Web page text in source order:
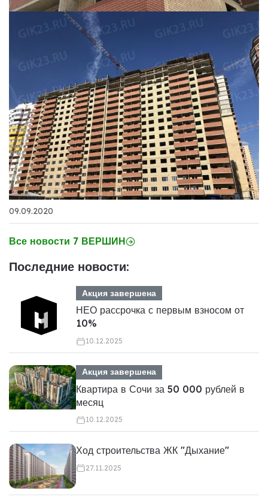
09.09.2020
Все новости 7 ВЕРШИН
Последние новости:
Акция завершена
НЕО рассрочка с первым взносом от
10%
10.12.2025
Акция завершена
Квартира в Сочи за 50 000 рублей в
месяц
10.12.2025
Ход строительства ЖК "Дыхание"
27.11.2025